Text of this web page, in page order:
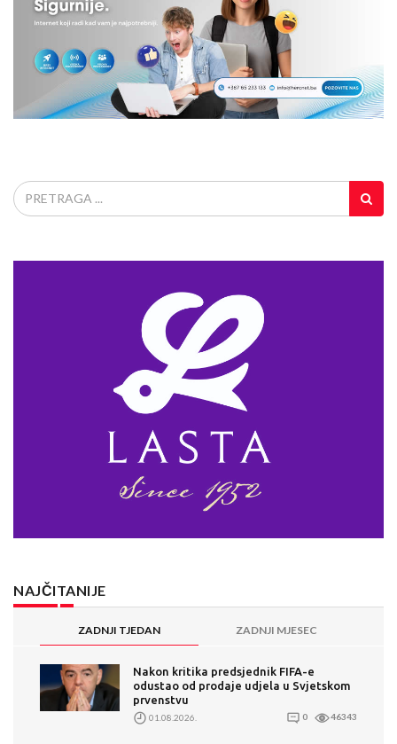
NAJČITANIJE
ZADNJI TJEDAN ZADNJI MJESEC
Nakon kritika predsjednik FIFA-e
odustao od prodaje udjela u Svjetskom
prvenstvu
01.08.2026. 0 46343